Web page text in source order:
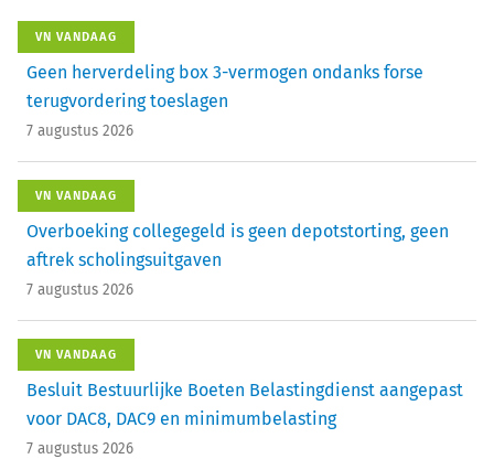
VN VANDAAG
Geen herverdeling box 3-vermogen ondanks forse
terugvordering toeslagen
7 augustus 2026
VN VANDAAG
Overboeking collegegeld is geen depotstorting, geen
aftrek scholingsuitgaven
7 augustus 2026
VN VANDAAG
Besluit Bestuurlijke Boeten Belastingdienst aangepast
voor DAC8, DAC9 en minimumbelasting
7 augustus 2026